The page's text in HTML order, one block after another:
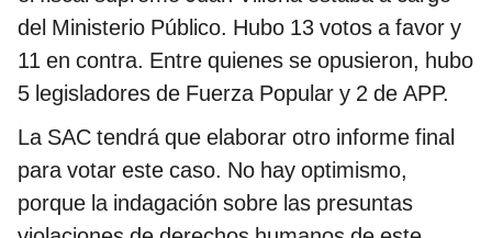
del Ministerio Público. Hubo 13 votos a favor y
11 en contra. Entre quienes se opusieron, hubo
5 legisladores de Fuerza Popular y 2 de APP.
La SAC tendrá que elaborar otro informe final
para votar este caso. No hay optimismo,
porque la indagación sobre las presuntas